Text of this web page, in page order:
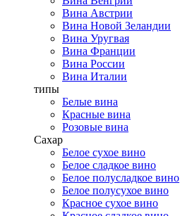
Вина Австрии
Вина Новой Зеландии
Вина Уругвая
Вина Франции
Вина России
Вина Италии
типы
Белые вина
Красные вина
Розовые вина
Сахар
Белое сухое вино
Белое сладкое вино
Белое полусладкое вино
Белое полусухое вино
Красное сухое вино